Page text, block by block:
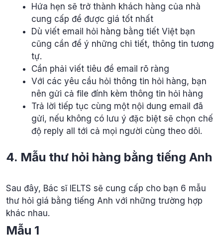
Hứa hẹn sẽ trở thành khách hàng của nhà
cung cấp để được giá tốt nhất
Dù viết email hỏi hàng bằng tiết Việt bạn
cũng cần để ý những chi tiết, thông tin tương
tự.
Cần phải viết tiêu đề email rõ ràng
Với các yêu cầu hỏi thông tin hỏi hàng, bạn
nên gửi cả file đính kèm thông tin hỏi hàng
Trả lời tiếp tục cùng một nội dung email đã
gửi, nếu không có lưu ý đặc biệt sẽ chọn chế
độ reply all tới cả mọi người cùng theo dõi.
4. Mẫu thư hỏi hàng bằng tiếng Anh
Sau đây, Bác sĩ IELTS sẽ cung cấp cho bạn 6 mẫu
thư hỏi giá bằng tiếng Anh với những trường hợp
khác nhau.
Mẫu 1